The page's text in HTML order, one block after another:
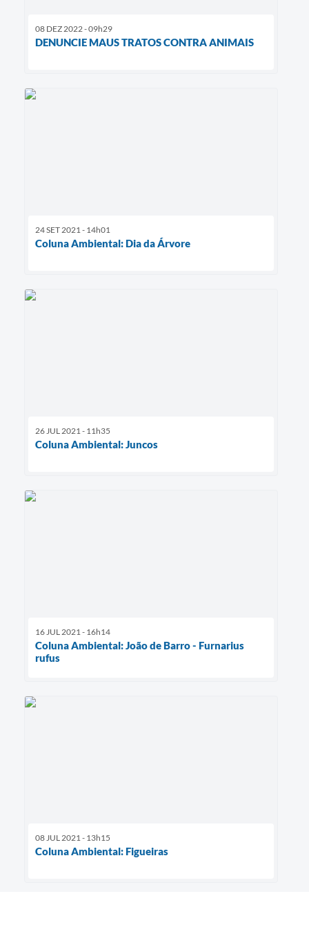
08 DEZ 2022 - 09h29
DENUNCIE MAUS TRATOS CONTRA ANIMAIS
24 SET 2021 - 14h01
Coluna Ambiental: Dia da Árvore
26 JUL 2021 - 11h35
Coluna Ambiental: Juncos
16 JUL 2021 - 16h14
Coluna Ambiental: João de Barro - Furnarius
rufus
08 JUL 2021 - 13h15
Coluna Ambiental: Figueiras